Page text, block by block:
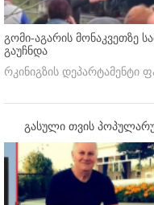
გომი-აგარის მონაკვეთზე
გაუჩნდა
რკინიგზის დეპარტამენტი
გასული თვის